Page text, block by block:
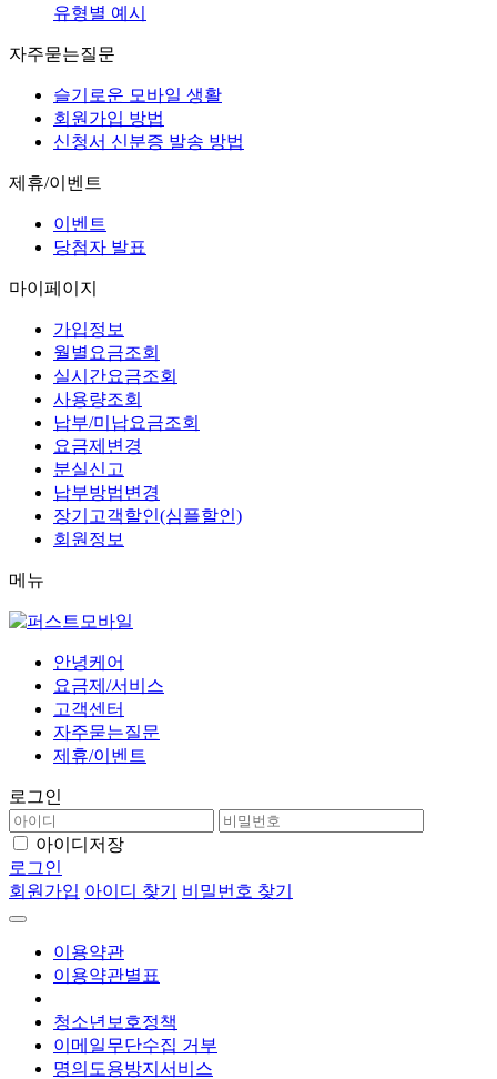
유형별 예시
자주묻는질문
슬기로운 모바일 생활
회원가입 방법
신청서 신분증 발송 방법
제휴/이벤트
이벤트
당첨자 발표
마이페이지
가입정보
월별요금조회
실시간요금조회
사용량조회
납부/미납요금조회
요금제변경
분실신고
납부방법변경
장기고객할인(심플할인)
회원정보
메뉴
안녕케어
요금제/서비스
고객센터
자주묻는질문
제휴/이벤트
로그인
아이디저장
로그인
회원가입 아이디 찾기 비밀번호 찾기
이용약관
이용약관별표
청소년보호정책
이메일무단수집 거부
명의도용방지서비스